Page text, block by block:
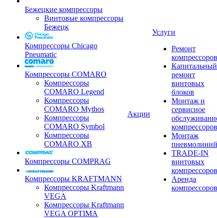
Бежецкие компрессоры
Винтовые компрессоры
Бежецк
Компрессоры Chicago
Pneumatic
Компрессоры COMARO
Компрессоры
COMARO Legend
Компрессоры
COMARO Mythos
Компрессоры
COMARO Symbol
Компрессоры
COMARO XB
Компрессоры COMPRAG
Компрессоры KRAFTMANN
Компрессоры Kraftmann
VEGA
Компрессоры Kraftmann
VEGA OPTIMA
Акции
Услуги
Ремонт
компрессоров
Капитальный
ремонт
винтовых
блоков
Монтаж и
сервисное
компрессоров
Монтаж
пневмолиний
TRADE-IN
винтовых
компрессоров
Аренда
компрессоров